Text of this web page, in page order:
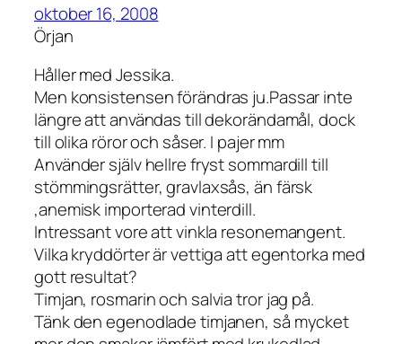
oktober 16, 2008
Örjan
Håller med Jessika.
Men konsistensen förändras ju.Passar inte
längre att användas till dekorändamål, dock
till olika röror och såser. I pajer mm
Använder själv hellre fryst sommardill till
stömmingsrätter, gravlaxsås, än färsk
,anemisk importerad vinterdill.
Intressant vore att vinkla resonemangent.
Vilka kryddörter är vettiga att egentorka med
gott resultat?
Timjan, rosmarin och salvia tror jag på.
Tänk den egenodlade timjanen, så mycket